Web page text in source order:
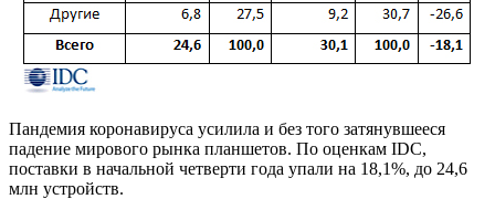
Пандемия коронавируса усилила и без того затянувшееся
падение мирового рынка планшетов. По оценкам IDC,
поставки в начальной четверти года упали на 18,1%, до 24,6
млн устройств.